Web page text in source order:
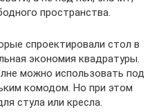
пространства.
спроектировали стол в
экономия квадратуры.
можно использовать под
комодом. Но при этом
стула или кресла.